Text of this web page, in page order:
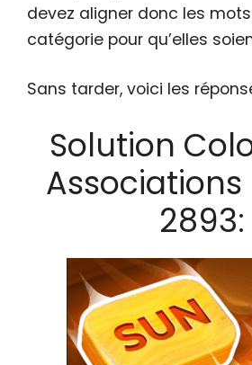
devez aligner donc les
catégorie pour qu’elles
Sans tarder, voici les
Solution
2893: